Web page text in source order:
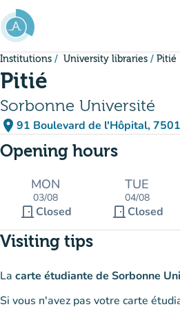
Go to main content
Institutions University libraries Pitié
Pitié
Sorbonne Université
place 91 Boulevard de l'Hôpital,(open in
(new tab)
Opening hours
MON
03/08
door_front Closed
TUE
04/08
door_front Closed
Visiting tips
La carte étudiante de Sorbonne
Si vous n'avez pas votre carte